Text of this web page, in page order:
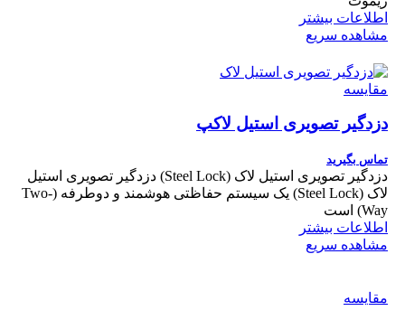
اطلاعات بیشتر
مشاهده سریع
مقایسه
دزدگیر تصویری استیل لاکپ
تماس بگیرید
دزدگیر تصویری استیل لاک (Steel Lock) دزدگیر تصویری استیل
لاک (Steel Lock) یک سیستم حفاظتی هوشمند و دوطرفه (Two-
Way) است
اطلاعات بیشتر
مشاهده سریع
مقایسه